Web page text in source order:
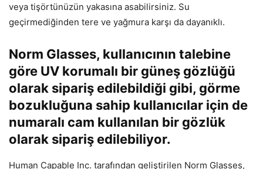
veya tişörtünüzün yakasına asabilirsiniz. Su
geçirmediğinden tere ve yağmura karşı da dayanıklı.
Norm Glasses, kullanıcının talebine
göre UV korumalı bir güneş gözlüğü
olarak sipariş edilebildiği gibi, görme
bozukluğuna sahip kullanıcılar için de
numaralı cam kullanılan bir gözlük
olarak sipariş edilebiliyor.
Human Capable Inc. tarafından geliştirilen Norm Glasses,